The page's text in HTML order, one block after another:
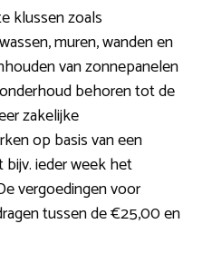
klussen zoals
muren, wanden en
van zonnepanelen
behoren tot de
zakelijke
op basis van een
ieder week het
vergoedingen voor
tussen de €25,00 en